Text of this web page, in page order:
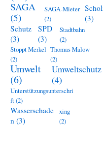
SAGA
(5)
SAGA-Mieter
(2)
(3)
Schutz
(3)
SPD
(3)
Stadtbahn
(2)
Stoppt Merkel
(2)
Thomas Malow
(2)
Umwelt
(6)
Umweltschutz
(4)
Unterstützungsunterschri
ft(2)
Wasserschade
n (3)
xing
(2)